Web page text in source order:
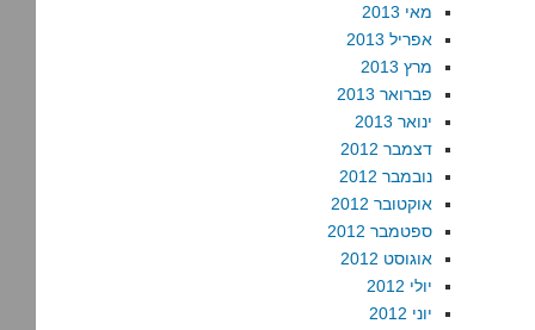
מאי 2013
אפריל 2013
מרץ 2013
פברואר 2013
ינואר 2013
דצמבר 2012
נובמבר 2012
אוקטובר 2012
ספטמבר 2012
אוגוסט 2012
יולי 2012
יוני 2012